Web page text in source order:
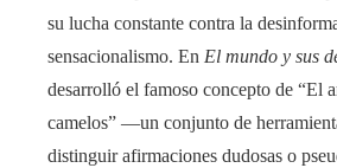
su lucha constante contra la
sensacionalismo. En El mundo y sus
desarrolló el famoso concepto de “El
camelos” —un conjunto de
distinguir afirmaciones dudosas o